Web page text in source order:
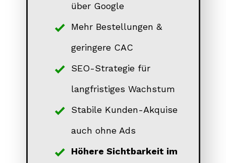
über Google
Mehr Bestellungen &
geringere CAC
SEO-Strategie für
langfristiges Wachstum
Stabile Kunden-Akquise
auch ohne Ads
Höhere Sichtbarkeit im